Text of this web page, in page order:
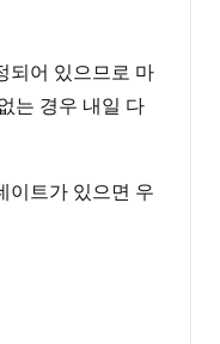
되어 있으므로 마
는 경우 내일 다
이트가 있으면 우